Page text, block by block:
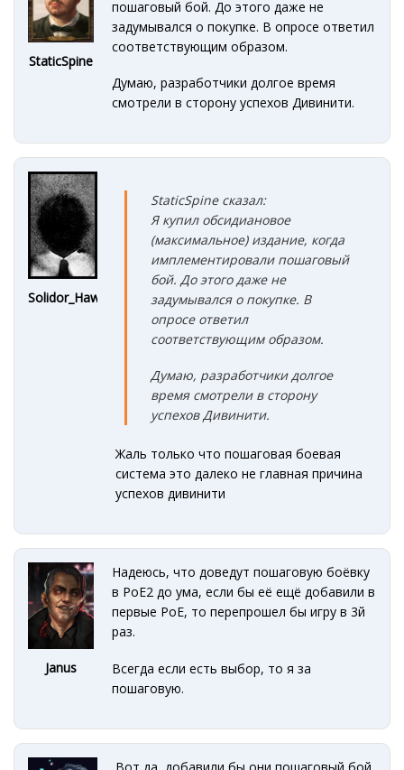
StaticSpine
пошаговый бой. До этого даже не
задумывался о покупке. В опросе ответил
соответствующим образом.
Думаю, разработчики долгое время
смотрели в сторону успехов Дивинити.
Solidor_Hawke
StaticSpine сказал:
Я купил обсидиановое
(максимальное) издание, когда
имплементировали пошаговый
бой. До этого даже не
задумывался о покупке. В
опросе ответил
соответствующим образом.
Думаю, разработчики долгое
время смотрели в сторону
успехов Дивинити.
Жаль только что пошаговая боевая
система это далеко не главная причина
успехов дивинити
Janus
Надеюсь, что доведут пошаговую боёвку
в PoE2 до ума, если бы её ещё добавили в
первые PoE, то перепрошел бы игру в 3й
раз.
Всегда если есть выбор, то я за
пошаговую.